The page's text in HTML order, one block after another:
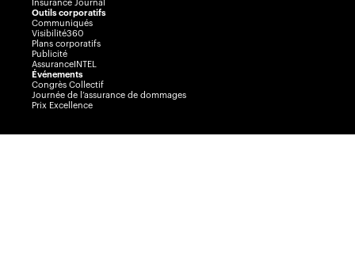
Insurance Journal
Outils corporatifs
Communiqués
Visibilité360
Plans corporatifs
Publicité
AssuranceINTEL
Événements
Congrès Collectif
Journée de l’assurance de dommages
Prix Excellence